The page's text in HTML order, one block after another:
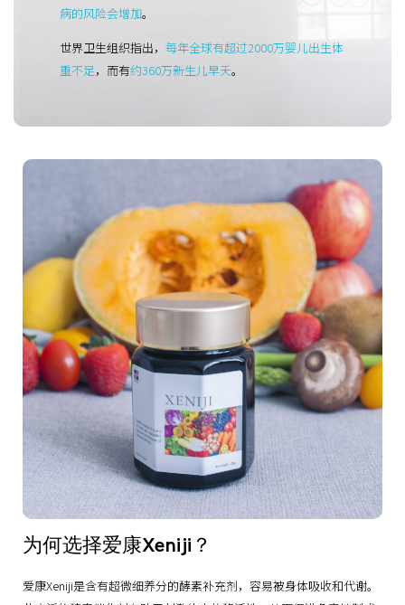
同
行
病的风险会增加。
世界卫生组织指出， 每年全球有超过2000万婴儿出生体
重不足，而有约360万新生儿早夭。
为何选择爱康Xeniji？
爱康Xeniji是含有超微细养分的酵素补充剂，容易被身体吸收和代谢。